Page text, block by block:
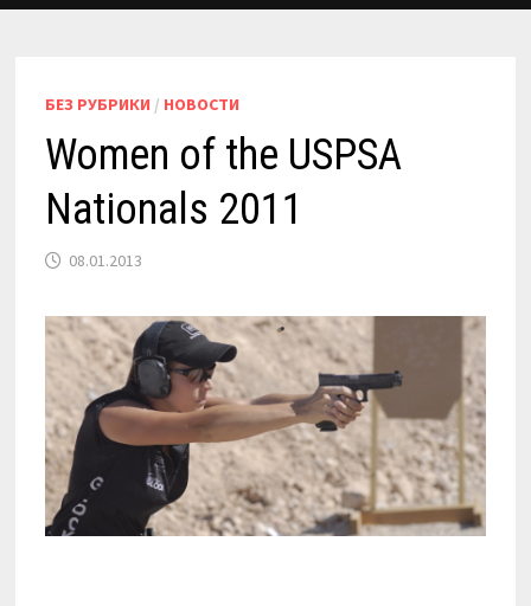
БЕЗ РУБРИКИ / НОВОСТИ
Women of the USPSA
Nationals 2011
08.01.2013